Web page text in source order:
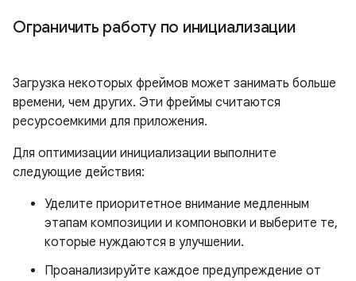
Ограничить работу по инициализации
Загрузка некоторых фреймов может занимать больше
времени, чем других. Эти фреймы считаются
ресурсоемкими для приложения.
Для оптимизации инициализации выполните
следующие действия:
Уделите приоритетное внимание медленным
этапам композиции и компоновки и выберите те,
которые нуждаются в улучшении.
Проанализируйте каждое предупреждение от